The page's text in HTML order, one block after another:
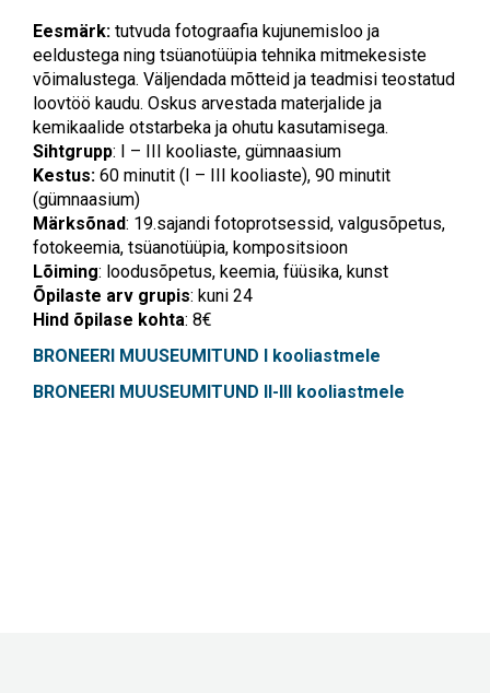
Eesmärk: tutvuda fotograafia kujunemisloo ja
eeldustega ning tsüanotüüpia tehnika mitmekesiste
võimalustega. Väljendada mõtteid ja teadmisi teostatud
loovtöö kaudu. Oskus arvestada materjalide ja
kemikaalide otstarbeka ja ohutu kasutamisega.
Sihtgrupp: I – III kooliaste, gümnaasium
Kestus: 60 minutit (I – III kooliaste), 90 minutit
(gümnaasium)
Märksõnad: 19.sajandi fotoprotsessid, valgusõpetus,
fotokeemia, tsüanotüüpia, kompositsioon
Lõiming: loodusõpetus, keemia, füüsika, kunst
Õpilaste arv grupis: kuni 24
Hind õpilase kohta: 8€
BRONEERI MUUSEUMITUND I kooliastmele
BRONEERI MUUSEUMITUND II-III kooliastmele